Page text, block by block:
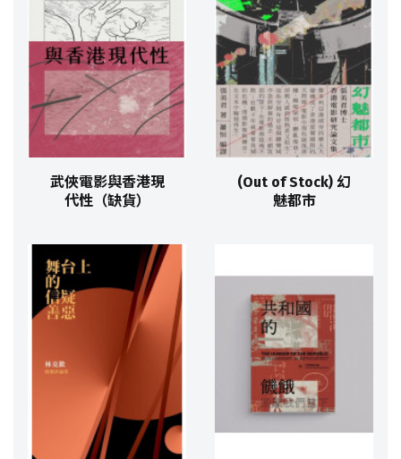
武俠電影與香港現
代性（缺貨）
(Out of Stock) 幻
魅都市